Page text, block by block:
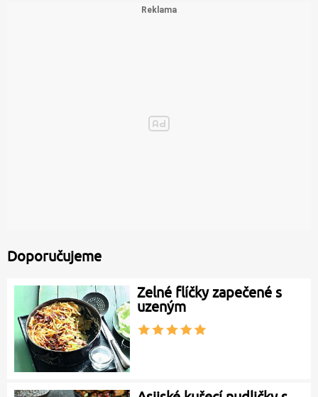
Doporučujeme
Zelné flíčky zapečené s
uzeným